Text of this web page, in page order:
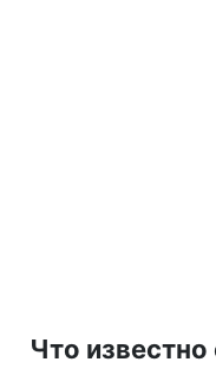
Что известно